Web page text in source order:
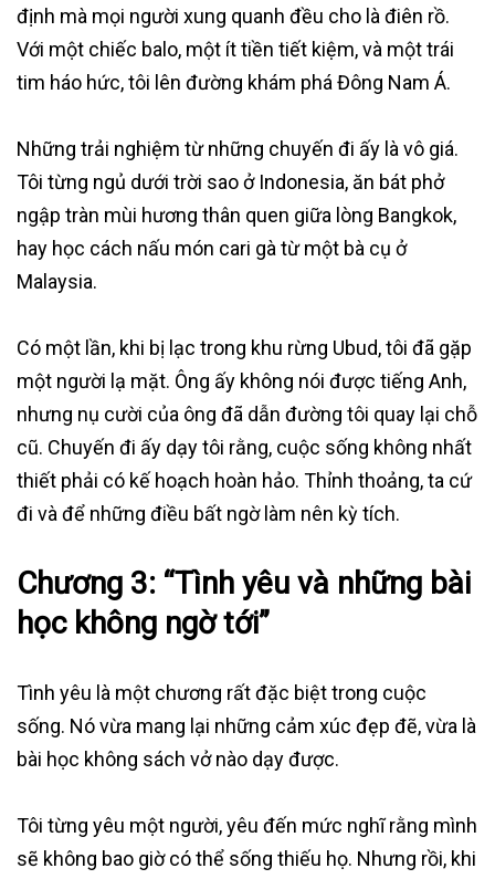
định mà mọi người xung quanh đều cho là điên rồ.
Với một chiếc balo, một ít tiền tiết kiệm, và một trái
tim háo hức, tôi lên đường khám phá Đông Nam Á.
Những trải nghiệm từ những chuyến đi ấy là vô giá.
Tôi từng ngủ dưới trời sao ở Indonesia, ăn bát phở
ngập tràn mùi hương thân quen giữa lòng Bangkok,
hay học cách nấu món cari gà từ một bà cụ ở
Malaysia.
Có một lần, khi bị lạc trong khu rừng Ubud, tôi đã gặp
một người lạ mặt. Ông ấy không nói được tiếng Anh,
nhưng nụ cười của ông đã dẫn đường tôi quay lại chỗ
cũ. Chuyến đi ấy dạy tôi rằng, cuộc sống không nhất
thiết phải có kế hoạch hoàn hảo. Thỉnh thoảng, ta cứ
đi và để những điều bất ngờ làm nên kỳ tích.
Chương 3: “Tình yêu và những bài
học không ngờ tới”
Tình yêu là một chương rất đặc biệt trong cuộc
sống. Nó vừa mang lại những cảm xúc đẹp đẽ, vừa là
bài học không sách vở nào dạy được.
Tôi từng yêu một người, yêu đến mức nghĩ rằng mình
sẽ không bao giờ có thể sống thiếu họ. Nhưng rồi, khi